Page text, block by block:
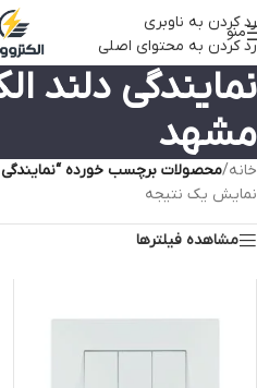
رد کردن به ناوبری
رد کردن به محتوای اصلی
منو
نمایندگی دلند
مشهد
خانه/محصولات برچسب خورده
نمایش یک نتیجه
مشاهده فیلترها